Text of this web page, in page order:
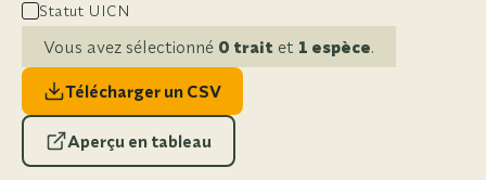
Statut UICN
Vous avez sélectionné 0 trait et 1 espèce.
Télécharger un CSV
Aperçu en tableau